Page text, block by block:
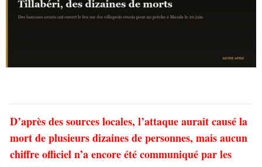
D’après des sources locales, l’attaque aurait causé la
mort de plusieurs dizaines de personnes, mais aucun
chiffre officiel n’a encore été communiqué par les